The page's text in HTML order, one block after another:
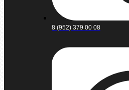
8 (952) 379 00 08